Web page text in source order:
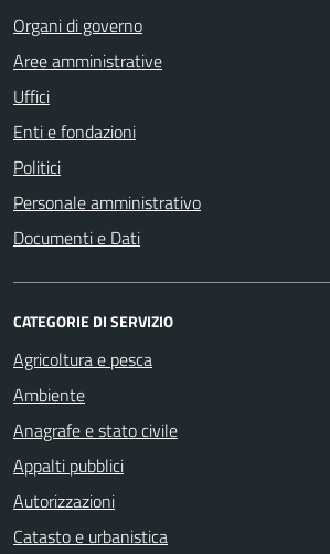
Organi di governo
Aree amministrative
Uffici
Enti e fondazioni
Politici
Personale amministrativo
Documenti e Dati
CATEGORIE DI SERVIZIO
Agricoltura e pesca
Ambiente
Anagrafe e stato civile
Appalti pubblici
Autorizzazioni
Catasto e urbanistica